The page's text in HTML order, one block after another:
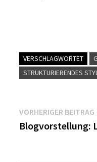
VERSCHLAGWORTET
STRUKTURIERENDES
VORHERIGER BEITRAG
Blogvorstellung: